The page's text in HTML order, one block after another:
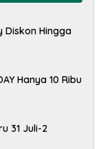
Diskon Hingga
Hanya 10 Ribu
31 Juli-2